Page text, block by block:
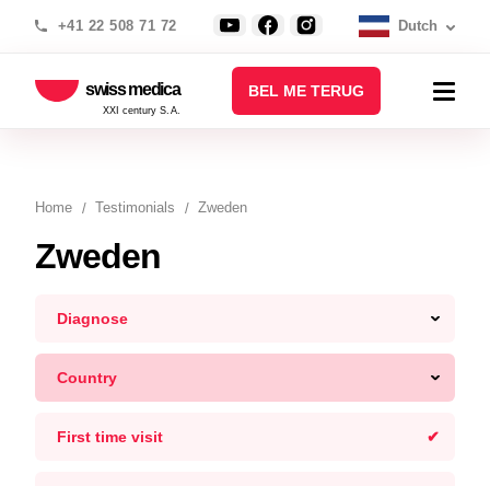
+41 22 508 71 72 Dutch
swiss medica
XXI century S.A.
BEL ME TERUG
Home Testimonials Zweden
Zweden
Diagnose
Country
First time visit